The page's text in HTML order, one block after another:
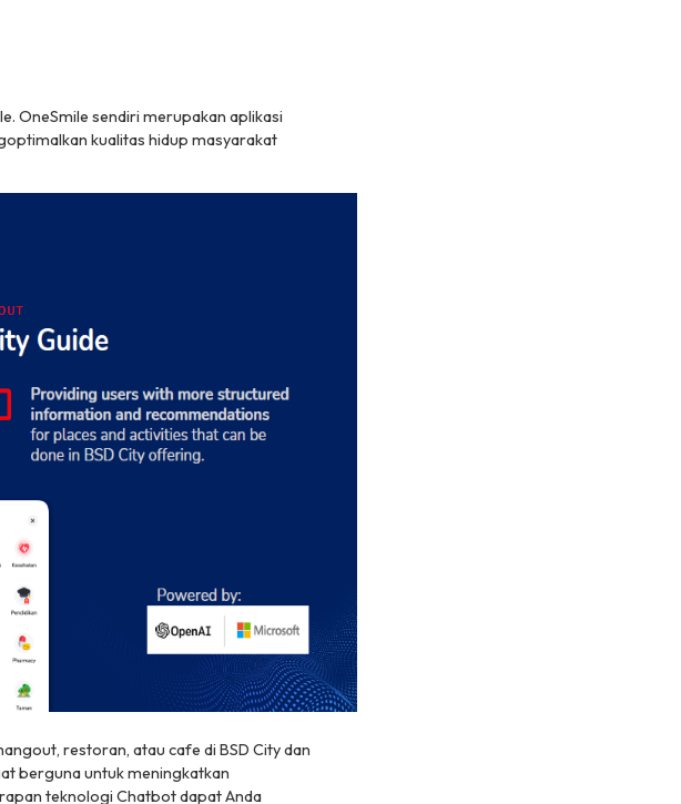
OneSmile sendiri merupakan aplikasi
kualitas hidup masyarakat
, restoran, atau cafe di BSD City dan
berguna untuk meningkatkan
teknologi Chatbot dapat Anda